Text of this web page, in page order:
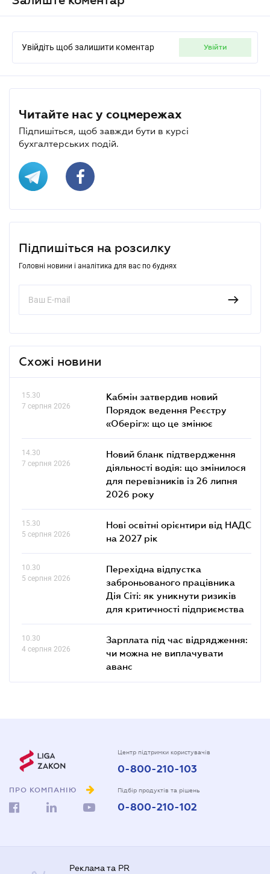
Увійдіть щоб залишити коментар увійти
Читайте нас у соцмережах
Підпишіться, щоб завжди бути в курсі
бухгалтерських подій.
Підпишіться на розсилку
Головні новини і аналітика для вас по буднях
Схожі новини
15.30
7 серпня 2026
Кабмін затвердив новий
Порядок ведення Реєстру
«Оберіг»: що це змінює
14.30
7 серпня 2026
Новий бланк підтвердження
діяльності водія: що змінилося
для перевізників із 26 липня
2026 року
15.30
5 серпня 2026
Нові освітні орієнтири від НАДС
на 2027 рік
10.30
5 серпня 2026
Перехідна відпустка
заброньованого працівника
Дія Сіті: як уникнути ризиків
для критичності підприємства
10.30
4 серпня 2026
Зарплата під час відрядження:
чи можна не виплачувати
аванс
ПРО КОМПАНІЮ
Центр підтримки користувачів
0-800-210-103
Підбір продуктів та рішень
0-800-210-102
Реклама та PR